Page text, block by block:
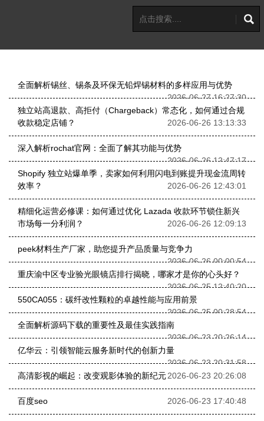
全面解析锡丝、锡条及环保无铅焊锡材料的多样应用与优势
2026-06-27 16:27:30
独立站高退款、高拒付（Chargeback）常态化，如何通过合规
收款稳定店铺？
2026-06-26 13:13:33
深入解析rochat官网：全面了解其功能与优势
2026-06-26 12:47:17
Shopify 独立站爆单季，卖家如何利用闪电到账提升现金流周转
效率？
2026-06-26 12:43:01
精细化运营必修课：如何通过优化 Lazada 收款环节锁住新兴
市场每一分利润？
2026-06-26 12:09:13
peek材料生产厂家，助您提升产品质量与竞争力
2026-06-26 00:00:54
重庆渝中区专业验光眼镜店排行揭晓，哪家才是你的心头好？
2026-06-25 12:40:20
550CA055：碳纤改性颗粒的卓越性能与应用前景
2026-06-25 00:28:54
全面解析源码下载的重要性及最佳实践指南
2026-06-23 20:26:14
亿华云：引领智能云服务新时代的创新力量
2026-06-23 20:31:58
高清影视的崛起：改变观影体验的新纪元2026-06-23 20:26:08
百度seo 2026-06-23 17:40:48